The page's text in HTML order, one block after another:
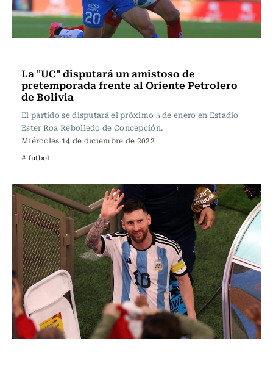
La "UC" disputará un amistoso de
pretemporada frente al Oriente Petrolero
de Bolivia
El partido se disputará el próximo 5 de enero en Estadio
Ester Roa Rebolledo de Concepción.
Miércoles 14 de diciembre de 2022
# futbol